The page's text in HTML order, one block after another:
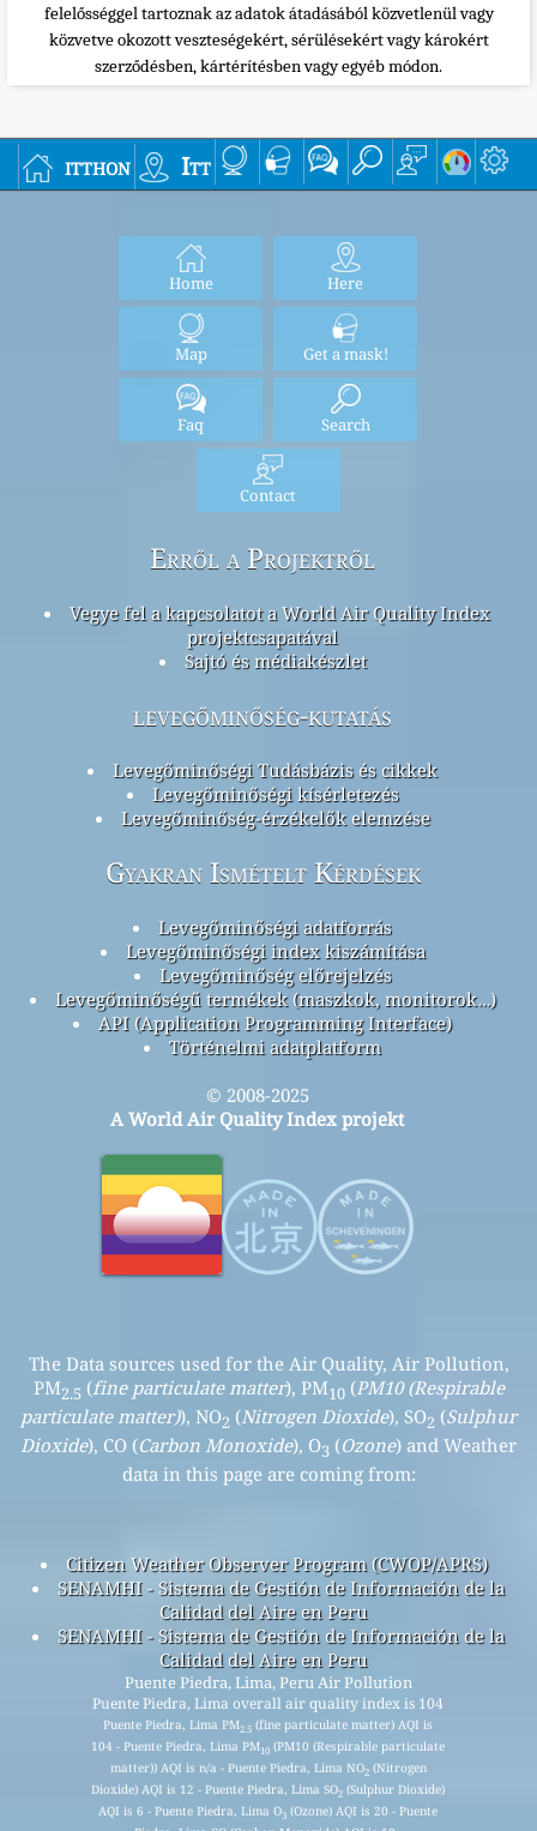
felelősséggel tartoznak az adatok átadásából közvetlenül vagy
közvetve okozott veszteségekért, sérülésekért vagy károkért
szerződésben, kártérítésben vagy egyéb módon.
itthon Itt
Home Here
Map Get a mask!
Faq Search
Contact
Erről a Projektről
Vegye fel a kapcsolatot a World Air Quality Index
projektcsapatával
Sajtó és médiakészlet
levegőminőség-kutatás
Levegőminőségi Tudásbázis és cikkek
Levegőminőségi kísérletezés
Levegőminőség-érzékelők elemzése
Gyakran Ismételt Kérdések
Levegőminőségi adatforrás
Levegőminőségi index kiszámítása
Levegőminőség előrejelzés
Levegőminőségű termékek (maszkok, monitorok…)
API (Application Programming Interface)
Történelmi adatplatform
© 2008-2025
A World Air Quality Index projekt
The Data sources used for the Air Quality, Air Pollution,
PM2.5 (fine particulate matter), PM10(PM10 (Respirable
particulate matter)), NO2 (Nitrogen Dioxide), SO2 (Sulphur
Dioxide), CO (Carbon Monoxide), O3 (Ozone) and Weather
data in this page are coming from:
Citizen Weather Observer Program (CWOP/APRS)
SENAMHI - Sistema de Gestión de Información de la
Calidad del Aire en Peru
SENAMHI - Sistema de Gestión de Información de la
Calidad del Aire en Peru
Puente Piedra, Lima, Peru Air Pollution
Puente Piedra, Lima overall air quality index is 104
Puente Piedra, Lima PM2.5 (fine particulate matter) AQI is
104 - Puente Piedra, Lima PM10 (PM10 (Respirable particulate
matter)) AQI is n/a - Puente Piedra, Lima NO2(Nitrogen
Dioxide) AQI is 12 - Puente Piedra, Lima SO2 (Sulphur Dioxide)
AQI is 6 - Puente Piedra, Lima O3 (Ozone) AQI is 20 - Puente